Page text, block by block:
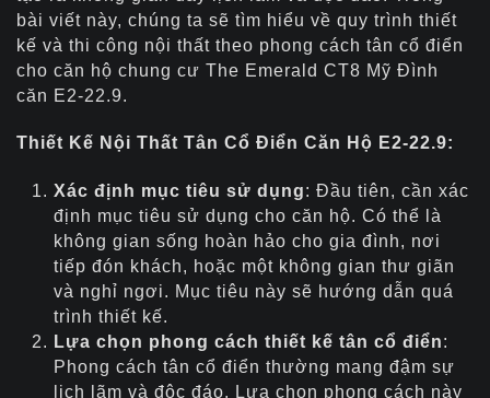
bài viết này, chúng ta sẽ tìm hiểu về quy trình thiết
kế và thi công nội thất theo phong cách tân cổ điển
cho căn hộ chung cư The Emerald CT8 Mỹ Đình
căn E2-22.9.
Thiết Kế Nội Thất Tân Cổ Điển Căn Hộ E2-22.9:
Xác định mục tiêu sử dụng: Đầu tiên, cần xác
định mục tiêu sử dụng cho căn hộ. Có thể là
không gian sống hoàn hảo cho gia đình, nơi
tiếp đón khách, hoặc một không gian thư giãn
và nghỉ ngơi. Mục tiêu này sẽ hướng dẫn quá
trình thiết kế.
Lựa chọn phong cách thiết kế tân cổ điển:
Phong cách tân cổ điển thường mang đậm sự
lịch lãm và độc đáo. Lựa chọn phong cách này